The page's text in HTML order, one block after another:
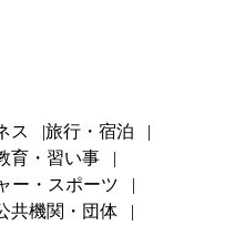
ス
旅行・宿泊
育・習い事
ー・スポーツ
共機関・団体